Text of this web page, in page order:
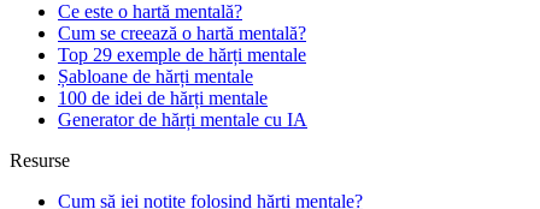
Ce este o hartă mentală?
Cum se creează o hartă mentală?
Top 29 exemple de hărți mentale
Șabloane de hărți mentale
100 de idei de hărți mentale
Generator de hărți mentale cu IA
Resurse
Cum să iei notițe folosind hărți mentale?